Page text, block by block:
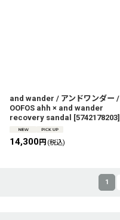
and wander / アンドワンダー /
OOFOS ahh × and wander
recovery sandal
[5742178203]
14,300円 (税込)
1